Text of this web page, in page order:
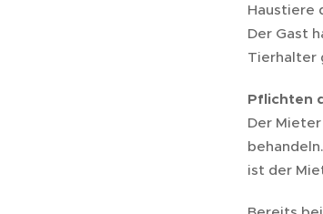
Haustiere
Der Gast
Tierhalter
Pflichten
Der
ist der